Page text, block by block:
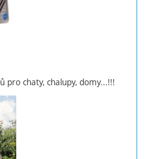
pro chaty, chalupy, domy...!!!